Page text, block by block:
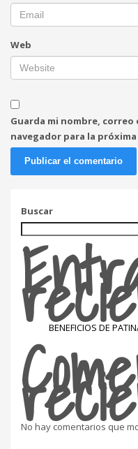
Web
Guarda mi nombre,
navegador para la
Buscar
BENEFICIOS DE
No hay comentarios que